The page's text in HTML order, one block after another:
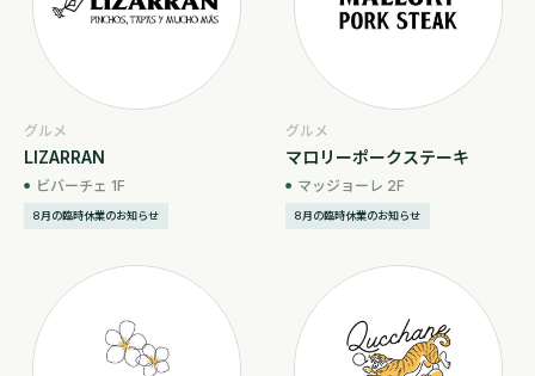
グルメ
LIZARRAN
ビバーチェ 1F
8月の臨時休業のお知らせ
グルメ
マロリーポークステーキ
マッジョーレ 2F
8月の臨時休業のお知らせ